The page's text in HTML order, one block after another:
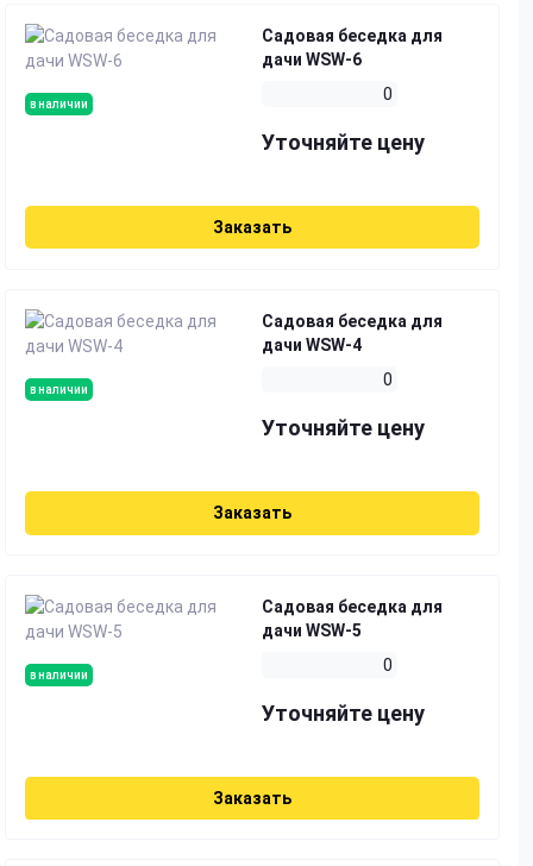
в наличии
Садовая беседка для
дачи WSW-6
0
Уточняйте цену
Заказать
в наличии
Садовая беседка для
дачи WSW-4
0
Уточняйте цену
Заказать
в наличии
Садовая беседка для
дачи WSW-5
0
Уточняйте цену
Заказать